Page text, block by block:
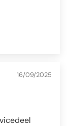
16/09/2025